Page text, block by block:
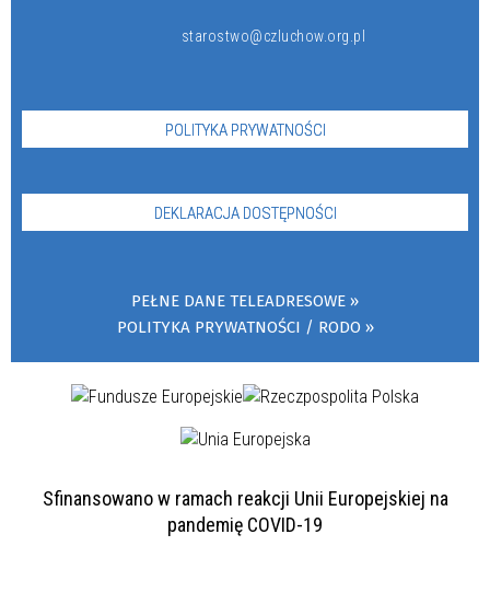
starostwo@czluchow.org.pl
POLITYKA PRYWATNOŚCI
DEKLARACJA DOSTĘPNOŚCI
PEŁNE DANE TELEADRESOWE
POLITYKA PRYWATNOŚCI / RODO
Sfinansowano w ramach reakcji Unii Europejskiej na
pandemię COVID-19